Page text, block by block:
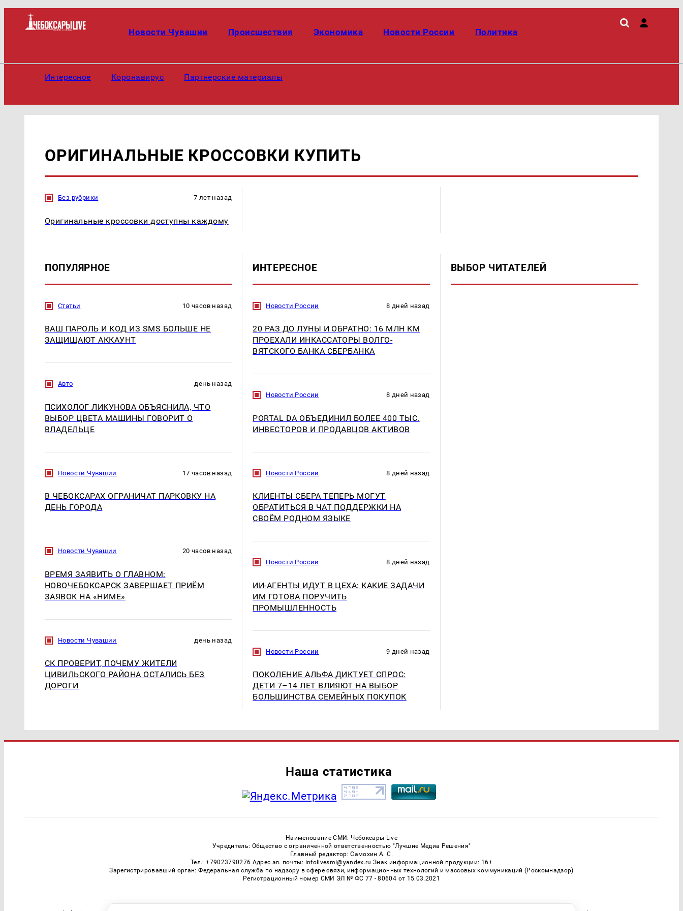
Новости Чувашии Происшествия Экономика Новости России Политика
Интересное Коронавирус Партнерские материалы
ОРИГИНАЛЬНЫЕ КРОССОВКИ КУПИТЬ
Без рубрики 7 лет назад
Оригинальные кроссовки доступны каждому
ПОПУЛЯРНОЕ
Статьи 10 часов назад
ВАШ ПАРОЛЬ И КОД ИЗ SMS БОЛЬШЕ НЕ
ЗАЩИЩАЮТ АККАУНТ
Авто день назад
ПСИХОЛОГ ЛИКУНОВА ОБЪЯСНИЛА, ЧТО
ВЫБОР ЦВЕТА МАШИНЫ ГОВОРИТ О
ВЛАДЕЛЬЦЕ
Новости Чувашии 17 часов назад
В ЧЕБОКСАРАХ ОГРАНИЧАТ ПАРКОВКУ НА
ДЕНЬ ГОРОДА
Новости Чувашии 20 часов назад
ВРЕМЯ ЗАЯВИТЬ О ГЛАВНОМ:
НОВОЧЕБОКСАРСК ЗАВЕРШАЕТ ПРИЁМ
ЗАЯВОК НА «НИМЕ»
Новости Чувашии день назад
СК ПРОВЕРИТ, ПОЧЕМУ ЖИТЕЛИ
ЦИВИЛЬСКОГО РАЙОНА ОСТАЛИСЬ БЕЗ
ДОРОГИ
ИНТЕРЕСНОЕ
Новости России 8 дней назад
20 РАЗ ДО ЛУНЫ И ОБРАТНО: 16 МЛН КМ
ПРОЕХАЛИ ИНКАССАТОРЫ ВОЛГО-
ВЯТСКОГО БАНКА СБЕРБАНКА
Новости России 8 дней назад
PORTAL DA ОБЪЕДИНИЛ БОЛЕЕ 400 ТЫС.
ИНВЕСТОРОВ И ПРОДАВЦОВ АКТИВОВ
Новости России 8 дней назад
КЛИЕНТЫ СБЕРА ТЕПЕРЬ МОГУТ
ОБРАТИТЬСЯ В ЧАТ ПОДДЕРЖКИ НА
СВОЁМ РОДНОМ ЯЗЫКЕ
Новости России 8 дней назад
ИИ-АГЕНТЫ ИДУТ В ЦЕХА: КАКИЕ ЗАДАЧИ
ИМ ГОТОВА ПОРУЧИТЬ
ПРОМЫШЛЕННОСТЬ
Новости России 9 дней назад
ПОКОЛЕНИЕ АЛЬФА ДИКТУЕТ СПРОС:
ДЕТИ 7–14 ЛЕТ ВЛИЯЮТ НА ВЫБОР
БОЛЬШИНСТВА СЕМЕЙНЫХ ПОКУПОК
ВЫБОР ЧИТАТЕЛЕЙ
Наша статистика
Наименование СМИ: Чебоксары Live
Учредитель: Общество с ограниченной ответственностью "Лучшие Медиа Решения"
Главный редактор: Самохин А. С.
Тел.: +79023790276 Адрес эл. почты: infolivesmi@yandex.ru Знак информационной продукции: 16+
Зарегистрировавший орган: Федеральная служба по надзору в сфере связи, информационных технологий и массовых коммуникаций (Роскомнадзор)
Регистрационный номер СМИ ЭЛ № ФС 77 - 80604 от 15.03.2021